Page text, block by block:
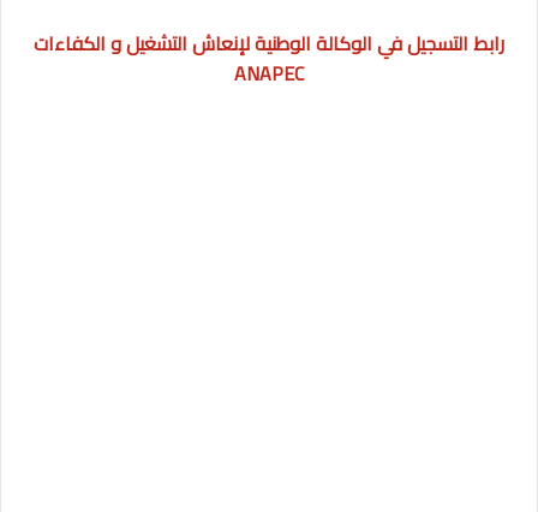
رابط التسجيل في الوكالة الوطنية لإنعاش التشغيل و الكفاءات
ANAPEC